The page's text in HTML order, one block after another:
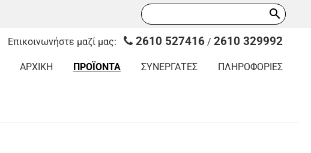
search
Επικοινωνήστε μαζί μας: 2610 527416 / 2610 329992
ΑΡΧΙΚΗ ΠΡΟΪΟΝΤΑ ΣΥΝΕΡΓΑΤΕΣ ΠΛΗΡΟΦΟΡΙΕΣ